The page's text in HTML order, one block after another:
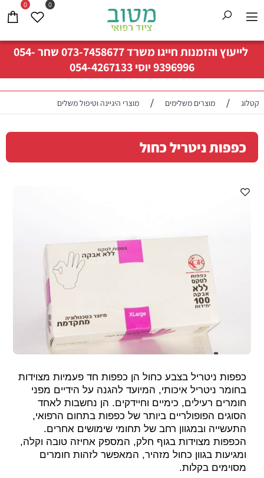
לייעוץ והזמנות חייגו משרד073-7458677שחר054-
9396996יוסי054-4267133
0 0
קטלוג / מוצרים משלימים / מוצרי היגיינה וטיפול משלים
כפפות ניטריל כחול
כפפות ניטריל בצבע כחול הן כפפות חד פעמיות מצוידות
בחומר ניטריל איכותי, המיועד להגנה על הידיים מפני
חומרים רעילים, כימיים וחיידקים. הן נחשבות לאחד
הסוגים הפופולריים ביותר של כפפות בתחום הרפואי,
התעשייה ובמגוון רחב של תחומי שימושים אחרים.
הכפפות מצוידות בגוף חלק, המספק אחיזה טובה וקלה,
ומגיעות בגוון כחול מזהיר, המאפשר לזהות חומרים
מסוימים בקלות.